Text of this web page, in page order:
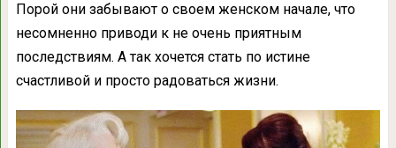
Порой они забывают о своем женском начале, что
несомненно приводи к не очень приятным
последствиям. А так хочется стать по истине
счастливой и просто радоваться жизни.